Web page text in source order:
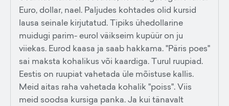
Euro, dollar, nael. Paljudes kohtades olid kursid
lausa seinale kirjutatud. Tipiks ühedollarine
muidugi parim- eurol väikseim kupüür on ju
viiekas. Eurod kaasa ja saab hakkama. "Päris poes"
sai maksta kohalikus või kaardiga. Turul ruupiad.
Eestis on ruupiat vahetada üle mõistuse kallis.
Meid aitas raha vahetada kohalik "poiss". Viis
meid soodsa kursiga panka. Ja kui tänavalt